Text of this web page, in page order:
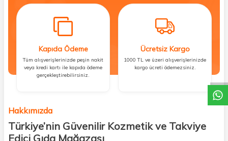
DESTEK
Kapıda Ödeme
Tüm alışverişlerinizde peşin nakit
veya kredi kartı ile kapıda ödeme
gerçekleştirebilirsiniz.
Ücretsiz Kargo
1000 TL ve üzeri alışverişlerinizde
kargo ücreti ödemezsiniz.
Hakkımızda
Türkiye’nin Güvenilir Kozmetik ve Takviye
Edici Gıda Mağazası